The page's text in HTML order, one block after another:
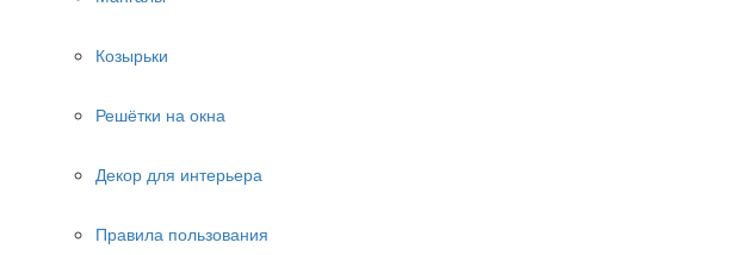
Козырьки
Решётки на окна
Декор для интерьера
Правила пользования